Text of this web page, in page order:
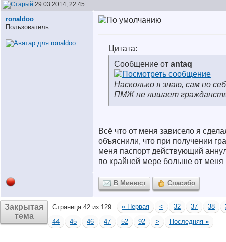
29.03.2014, 22:45
ronaldoo
Пользователь
Цитата:
Сообщение от antaq
Насколько я знаю, сам по
ПМЖ не лишает
Всё что от меня зависело я
объяснили, что при получении
меня паспорт действующий
по крайней мере больше от меня
В Минюст Спасибо
Закрытая
тема
Страница 42 из 129 « Первая < 32 37 38
44
45 46 47 52 92 > Последняя »